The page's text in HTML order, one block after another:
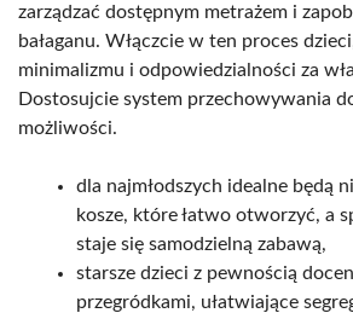
zarządzać dostępnym metrażem i
bałaganu. Włączcie w ten proces
minimalizmu i odpowiedzialności za
Dostosujcie system przechowywania
możliwości.
dla najmłodszych idealne będą
kosze, które łatwo otworzyć, a
staje się samodzielną zabawą,
starsze dzieci z pewnością
przegródkami, ułatwiające